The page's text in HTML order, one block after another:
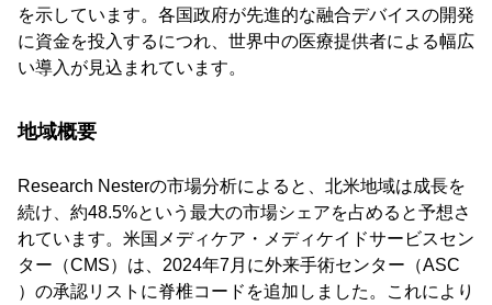
を示しています。各国政府が先進的な融合デバイスの開発
に資金を投入するにつれ、世界中の医療提供者による幅広
い導入が見込まれています。
地域概要
Research Nesterの市場分析によると、北米地域は成長を
続け、約48.5%という最大の市場シェアを占めると予想さ
れています。米国メディケア・メディケイドサービスセン
ター（CMS）は、2024年7月に外来手術センター（ASC
）の承認リストに脊椎コードを追加しました。これにより